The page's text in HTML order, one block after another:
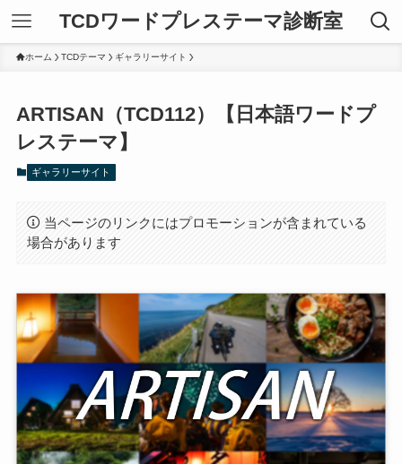
TCDワードプレステーマ診断室
ホーム TCDテーマ ギャラリーサイト
ARTISAN（TCD112）【日本語ワードプ
レステーマ】
ギャラリーサイト
当ページのリンクにはプロモーションが含まれている
場合があります